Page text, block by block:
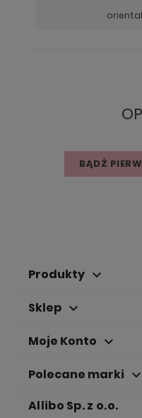
BĄDŹ
Produkty keyboard_arrow_down
Sklep keyboard_arrow_down
Moje Konto keyboard_arrow_down
Polecane marki keyboard_arrow_down
Allibo Sp. z o.o.